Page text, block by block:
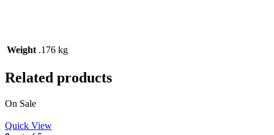
Weight .176 kg
Related products
On Sale
Quick View